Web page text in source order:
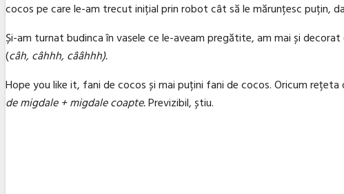
cocos pe care le-am trecut inițial prin robot cât să le mărunțesc puțin,
Și-am turnat budinca în vasele ce le-aveam pregătite, am mai și
(câh, câhhh, cââhhh).
Hope you like it, fani de cocos și mai puțini fani de cocos. Oricum
de migdale + migdale coapte.Previzibil, știu.